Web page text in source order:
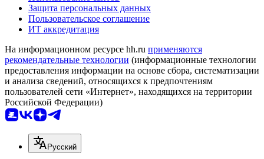
Защита персональных данных
Пользовательское соглашение
ИТ аккредитация
На информационном ресурсе hh.ru применяются
рекомендательные технологии (информационные технологии
предоставления информации на основе сбора, систематизации
и анализа сведений, относящихся к предпочтениям
пользователей сети «Интернет», находящихся на территории
Российской Федерации)
Русский